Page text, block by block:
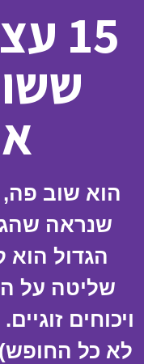
15
הוא שוב
שנראה
הגדול הוא
שליטה על
ויכוחים
לא כל